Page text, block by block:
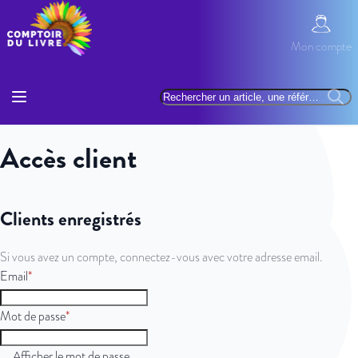
Allez au contenu
Rechercher
Mon
Mon compte
Accès client
Clients enregistrés
Si vous avez un compte, connectez-vous avec votre adresse email.
Email
Mot de passe